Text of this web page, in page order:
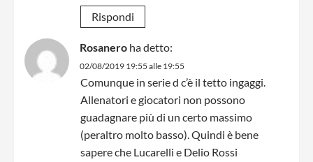
Rispondi
Rosanero ha detto:
02/08/2019 19:55 alle 19:55
Comunque in serie d c’è il tetto ingaggi.
Allenatori e giocatori non possono
guadagnare più di un certo massimo
(peraltro molto basso). Quindi è bene
sapere che Lucarelli e Delio Rossi